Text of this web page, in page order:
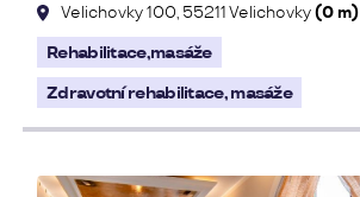
Velichovky 100, 55211 Velichovky(0 m)
Rehabilitace,masáže
Zdravotní rehabilitace, masáže